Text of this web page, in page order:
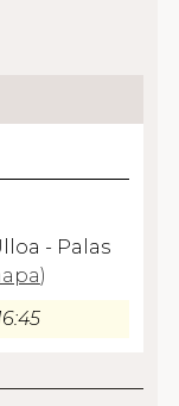
- Palas
)